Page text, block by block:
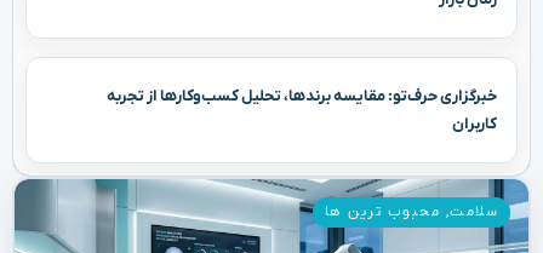
خبرگزاری حرف‌تو: مقایسه برندها، تحلیل کسب‌وکارها از تجربه
کاربران
سلامت, محبوب ترین ها